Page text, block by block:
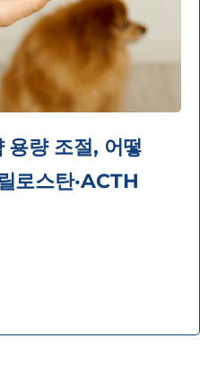
용량 조절, 어떻
로스탄·ACTH